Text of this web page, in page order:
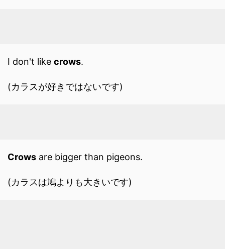
I don't like crows.
(カラスが好きではないです)
Crows are bigger than pigeons.
(カラスは鳩よりも大きいです)